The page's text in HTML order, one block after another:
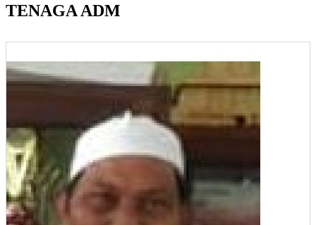
TENAGA ADM